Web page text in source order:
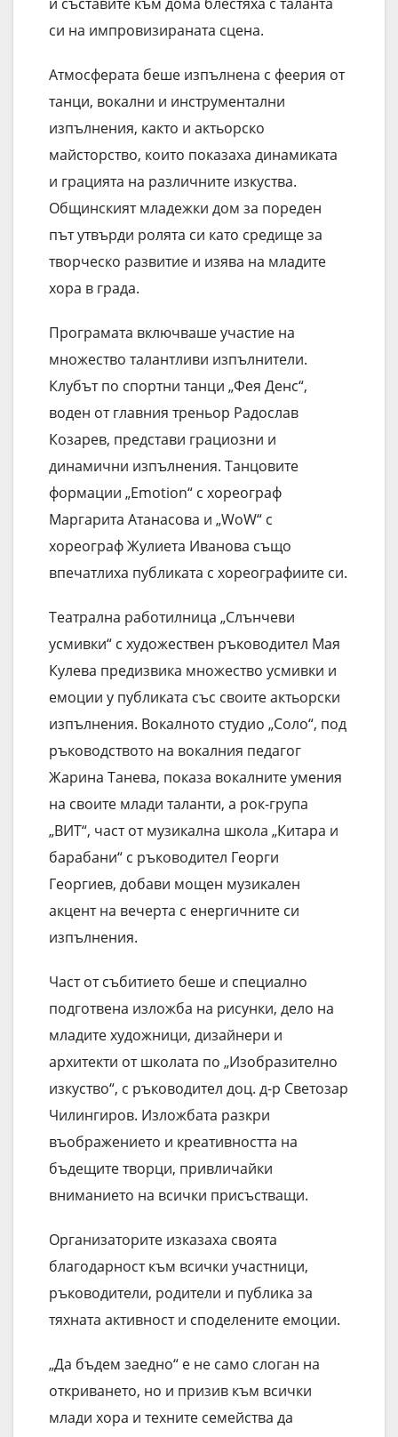
си на импровизираната сцена.
Атмосферата беше изпълнена с феерия от
танци, вокални и инструментални
изпълнения, както и актьорско
майсторство, които показаха динамиката
и грацията на различните изкуства.
Общинският младежки дом за пореден
път утвърди ролята си като средище за
творческо развитие и изява на младите
хора в града.
Програмата включваше участие на
множество талантливи изпълнители.
Клубът по спортни танци „Фея Денс“,
воден от главния треньор Радослав
Козарев, представи грациозни и
динамични изпълнения. Танцовите
формации „Emotion“ с хореограф
Маргарита Атанасова и „WoW“ с
хореограф Жулиета Иванова също
впечатлиха публиката с хореографиите си.
Театрална работилница „Слънчеви
усмивки“ с художествен ръководител Мая
Кулева предизвика множество усмивки и
емоции у публиката със своите актьорски
изпълнения. Вокалното студио „Соло“, под
ръководството на вокалния педагог
Жарина Танева, показа вокалните умения
на своите млади таланти, а рок-група
„ВИТ“, част от музикална школа „Китара и
барабани“ с ръководител Георги
Георгиев, добави мощен музикален
акцент на вечерта с енергичните си
изпълнения.
Част от събитието беше и специално
подготвена изложба на рисунки, дело на
младите художници, дизайнери и
архитекти от школата по „Изобразително
изкуство“, с ръководител доц. д-р Светозар
Чилингиров. Изложбата разкри
въображението и креативността на
бъдещите творци, привличайки
вниманието на всички присъстващи.
Организаторите изказаха своята
благодарност към всички участници,
ръководители, родители и публика за
тяхната активност и споделените емоции.
„Да бъдем заедно“ е не само слоган на
откриването, но и призив към всички
млади хора и техните семейства да